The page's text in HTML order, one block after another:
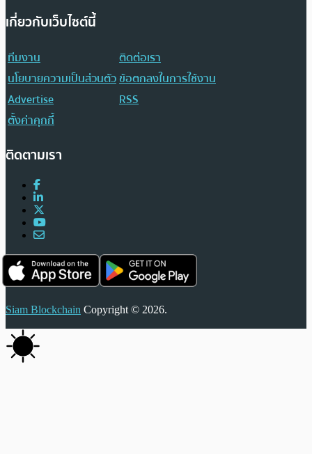
เกี่ยวกับเว็บไซต์นี้
ทีมงาน
ติดต่อเรา
นโยบายความเป็นส่วนตัวข้อตกลงในการใช้งาน
Advertise
RSS
ตั้งค่าคุกกี้
ติดตามเรา
Siam Blockchain Copyright © 2026.